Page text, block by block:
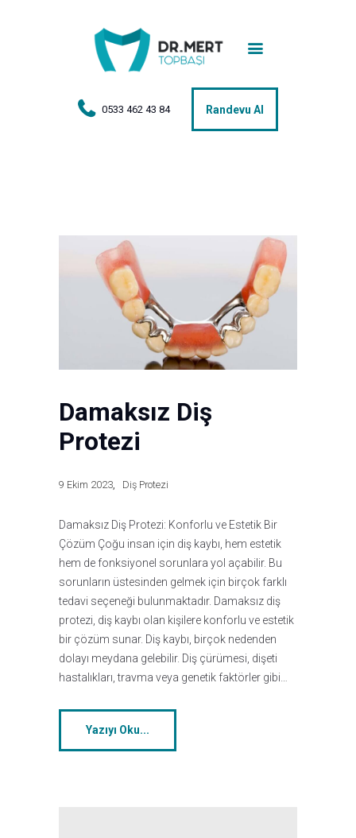
0533 462 43 84 Randevu Al
Anasayfa
Tedaviler
Hakkımda
İletişim
Damaksız Diş
Protezi
9 Ekim 2023 Diş Protezi
Damaksız Diş Protezi: Konforlu ve Estetik Bir
Çözüm Çoğu insan için diş kaybı, hem estetik
hem de fonksiyonel sorunlara yol açabilir. Bu
sorunların üstesinden gelmek için birçok farklı
tedavi seçeneği bulunmaktadır. Damaksız diş
protezi, diş kaybı olan kişilere konforlu ve estetik
bir çözüm sunar. Diş kaybı, birçok nedenden
dolayı meydana gelebilir. Diş çürümesi, dişeti
hastalıkları, travma veya genetik faktörler gibi…
Yazıyı Oku...